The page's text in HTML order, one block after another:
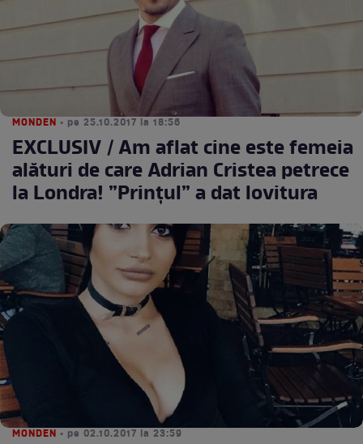
MONDEN • pe 25.10.2017 la 18:56
EXCLUSIV / Am aflat cine este femeia
alături de care Adrian Cristea petrece
la Londra! ”Prințul” a dat lovitura
MONDEN • pe 02.10.2017 la 23:59